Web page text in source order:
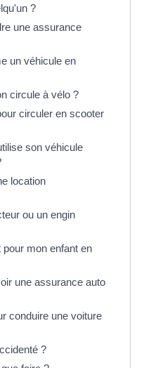
?
une assurance
un véhicule en
circule à vélo ?
circuler en scooter
son véhicule
location
ou un engin
mon enfant en
une assurance auto
conduire une voiture
?